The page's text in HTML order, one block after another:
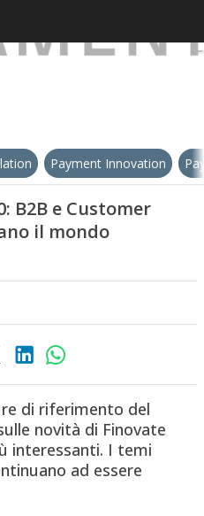
Payment Innovation
B2B e Customer
il mondo
di riferimento del
novità di Finovate
interessanti. I temi
ad essere